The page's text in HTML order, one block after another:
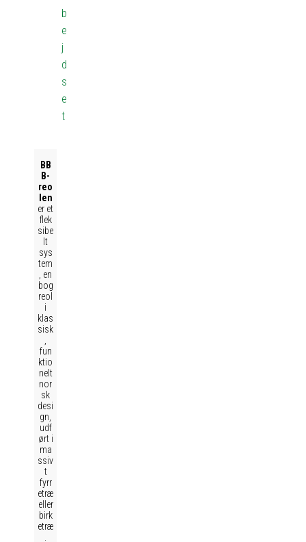
b
e
j
d
s
e
t
BB
B-
reo
len
er et
flek
sibe
lt
sys
tem
, en
bog
reol
i
klas
sisk
fun
ktio
nelt
nor
sk
desi
gn,
udf
ørt i
ma
ssiv
t
fyrr
etræ
eller
birk
etræ